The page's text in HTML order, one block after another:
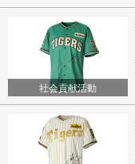
社会貢献活動